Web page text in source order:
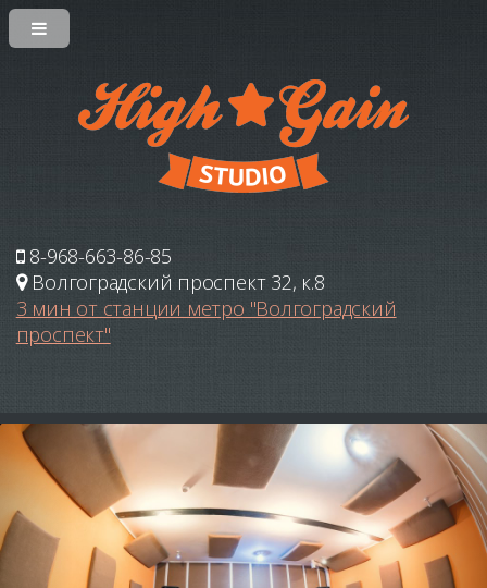
8-968-663-86-85
Волгоградский проспект 32, к.8
3 мин от станции метро "Волгоградский
проспект"